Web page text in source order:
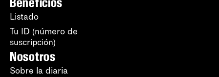
Listado
Tu ID (número de
suscripción)
Nosotros
Sobre la diaria